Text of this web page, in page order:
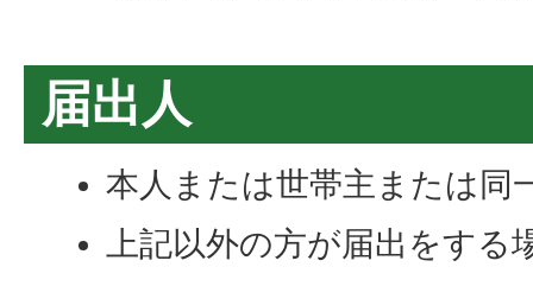
届出人
本人または世帯主または同
上記以外の方が届出をする